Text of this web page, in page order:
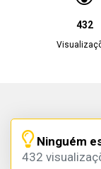
432
Ninguém
432